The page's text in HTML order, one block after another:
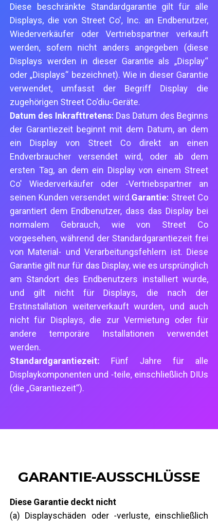
Diese beschränkte Standardgarantie gilt für alle
Displays, die von Street Co', Inc. an Endbenutzer,
Wiederverkäufer oder Vertriebspartner verkauft
werden, sofern nicht anders angegeben (diese
Displays werden in dieser Garantie als „Display“
oder „Displays“ bezeichnet). Wie in dieser Garantie
verwendet, umfasst der Begriff Display die
zugehörigen Street Co'diu-Geräte.
Datum des Inkrafttretens: Das Datum des Beginns
der Garantiezeit beginnt mit dem Datum, an dem
ein Display von Street Co direkt an einen
Endverbraucher versendet wird, oder ab dem
ersten Tag, an dem ein Display von einem Street
Co' Wiederverkäufer oder -Vertriebspartner an
seinen Kunden versendet wird.Garantie: Street Co
garantiert dem Endbenutzer, dass das Display bei
normalem Gebrauch, wie von Street Co
vorgesehen, während der Standardgarantiezeit frei
von Material- und Verarbeitungsfehlern ist. Diese
Garantie gilt nur für das Display, wie es ursprünglich
am Standort des Endbenutzers installiert wurde,
und gilt nicht für Displays, die nach der
Erstinstallation weiterverkauft wurden, und auch
nicht für Displays, die zur Vermietung oder für
andere temporäre Installationen verwendet
werden.
Standardgarantiezeit: Fünf Jahre für alle
Displaykomponenten und -teile, einschließlich DIUs
(die „Garantiezeit“).
GARANTIE-AUSSCHLÜSSE
Diese Garantie deckt nicht
(a) Displayschäden oder -verluste, einschließlich